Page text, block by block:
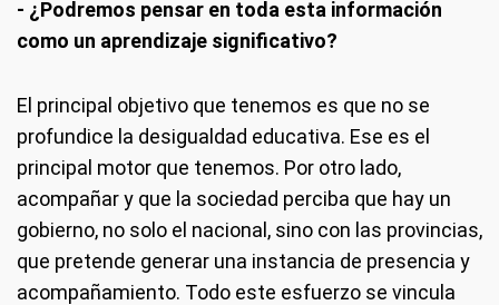
- ¿Podremos pensar en toda esta información
como un aprendizaje significativo?
El principal objetivo que tenemos es que no se
profundice la desigualdad educativa. Ese es el
principal motor que tenemos. Por otro lado,
acompañar y que la sociedad perciba que hay un
gobierno, no solo el nacional, sino con las provincias,
que pretende generar una instancia de presencia y
acompañamiento. Todo este esfuerzo se vincula